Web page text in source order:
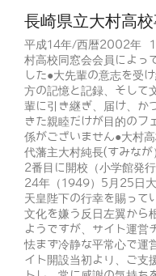
長崎県立大村高
平成14年/西暦2002年 1
村高校同窓会会員によっ
した●大先輩の意志を受
方の記憶と記録、そして
輩に引き継ぎ、届け、か
きた親睦だけが目的のフ
係がございません●大村
代藩主大村純長(すみな
2番目に開校（小学館発
24年（1949）5月25日大
天皇陛下の行幸を賜って
文化を嫌う反日左翼から
ようですが、サイト運営
怯まず冷静な平常心で運
イト開設当初より、ご支